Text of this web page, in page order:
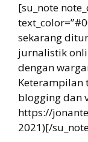
[su_note
sekarang
jurnalistik
dengan
Keterampilan
blogging dan
https://
2021)[/